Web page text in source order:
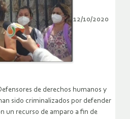
12/10/2020
de derechos humanos y
sido criminalizados por defender
un recurso de amparo a fin de